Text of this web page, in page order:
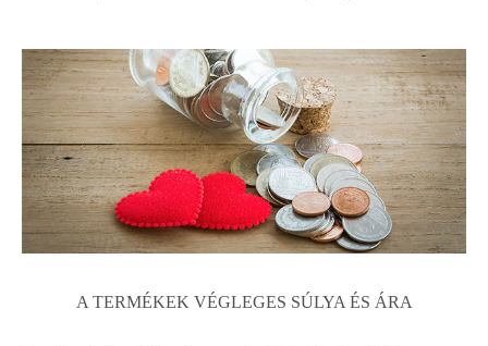
A TERMÉKEK VÉGLEGES SÚLYA ÉS ÁRA